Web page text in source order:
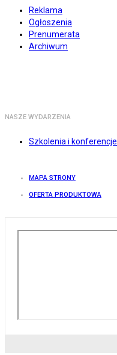
Reklama
Ogłoszenia
Prenumerata
Archiwum
NASZE WYDARZENIA
Szkolenia i konferencje
MAPA STRONY
OFERTA PRODUKTOWA